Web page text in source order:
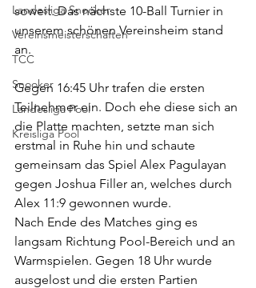
Landesliga Snooker
Vereinsmeisterschaften
TCC
Snooker
Landesliga Pool
Kreisliga Pool
soweit. Das nächste 10-Ball Turnier in
unserem schönen Vereinsheim stand
an.
Gegen 16:45 Uhr trafen die ersten
Teilnehmer ein. Doch ehe diese sich an
die Platte machten, setzte man sich
erstmal in Ruhe hin und schaute
gemeinsam das Spiel Alex Pagulayan
gegen Joshua Filler an, welches durch
Alex 11:9 gewonnen wurde.
Nach Ende des Matches ging es
langsam Richtung Pool-Bereich und an
Warmspielen. Gegen 18 Uhr wurde
ausgelost und die ersten Partien